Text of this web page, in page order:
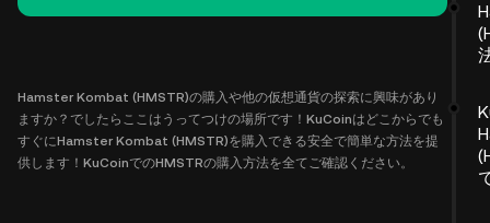
Hamster Kombat (HMSTR)の購入や他の仮想通貨の探索に興味があり
ますか？でしたらここはうってつけの場所です！KuCoinはどこからでも
すぐにHamster Kombat (HMSTR)を購入できる安全で簡単な方法を提
供します！KuCoinでのHMSTRの購入方法を全てご確認ください。